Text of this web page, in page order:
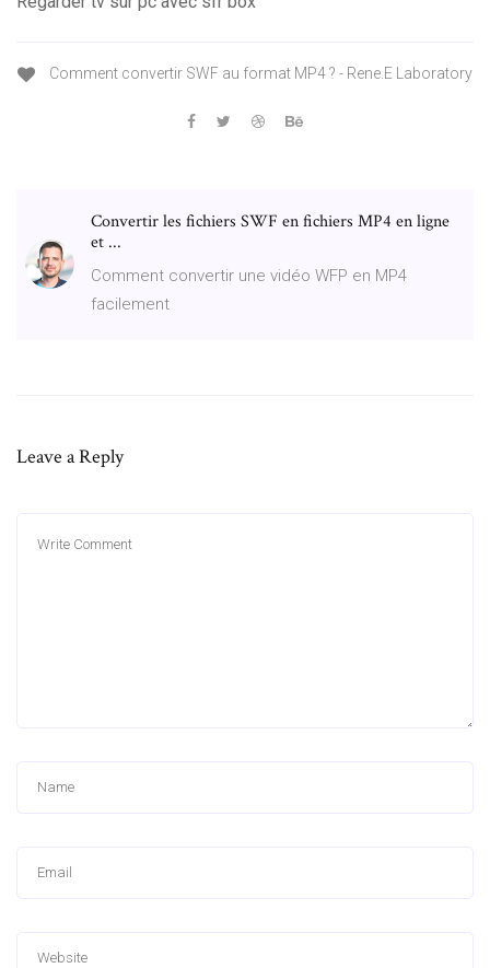
Comment convertir SWF au format MP4 ? - Rene.E Laboratory
Convertir les fichiers SWF en fichiers MP4 en ligne
et ...
Comment convertir une vidéo WFP en MP4
facilement
Leave a Reply